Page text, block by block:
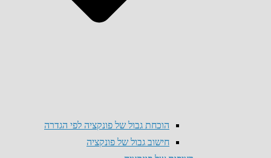
הוכחת גבול של פונקציה לפי הגדרה
חישוב גבול של פונקציה